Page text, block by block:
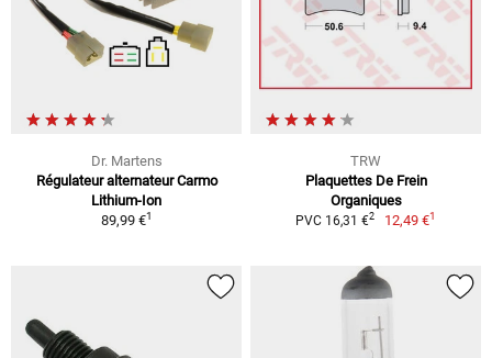
Dr. Martens
Régulateur alternateur Carmo
Lithium-Ion
89,99 €1
TRW
Plaquettes De Frein
Organiques
PVC 16,31 €2 12,49 €1